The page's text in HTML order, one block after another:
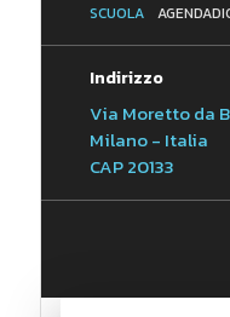
SCUOLA
Indirizzo
Via Moretto da
Milano - Italia
CAP 20133